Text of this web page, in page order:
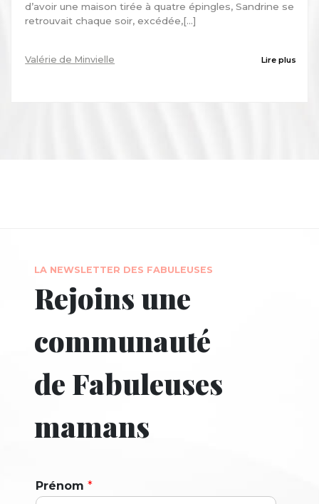
d’avoir une maison tirée à quatre épingles, Sandrine se
retrouvait chaque soir, excédée,[...]
Valérie de Minvielle Lire plus
LA NEWSLETTER DES FABULEUSES
Rejoins une
communauté
de Fabuleuses
mamans
Prénom *